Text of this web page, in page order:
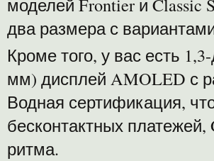
два размера с
Кроме того, у вас есть
мм) дисплей AMOLED с
Водная сертификация,
бесконтактных платежей,
ритма.